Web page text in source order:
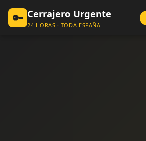
🔑 Cerrajero Urgente
24 HORAS · TODA ESPAÑA